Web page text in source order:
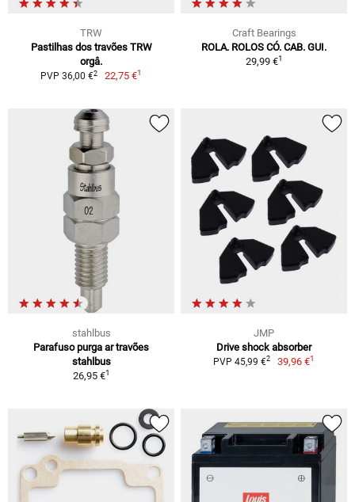
TRW
Pastilhas dos travões TRW
orgâ.
PVP 36,00 €2 22,75 €1
Craft Bearings
ROLA. ROLOS CÓ. CAB. GUI.
29,99 €1
stahlbus
Parafuso purga ar travões
stahlbus
26,95 €1
JMP
Drive shock absorber
PVP 45,99 €2 39,96 €1